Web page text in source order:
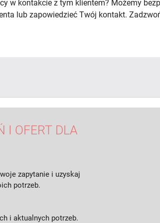
w kontakcie z tym klientem? Możemy
lub zapowiedzieć Twój kontakt.
I OFERT DLA
zapytanie i uzyskaj
potrzeb.
i aktualnych potrzeb.